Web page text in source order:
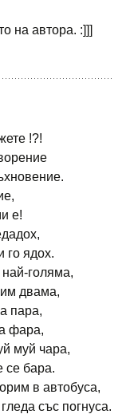
на автора. :]]]
!?!
е!
го ядох.
голяма,
двама,
пара,
фара,
муй чара,
се бара.
в автобуса,
със погнуса.